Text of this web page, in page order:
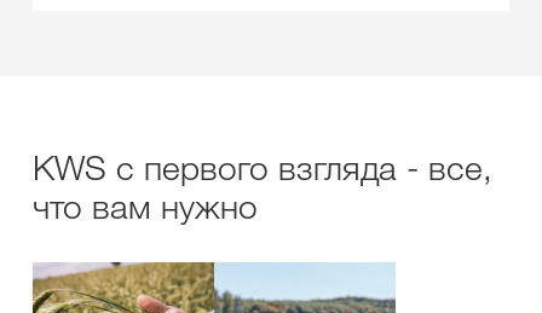
KWS с первого взгляда - все,
что вам нужно